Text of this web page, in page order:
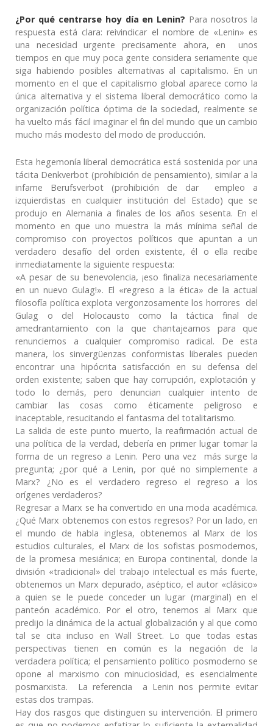
¿Por qué centrarse hoy día en Lenin? Para nosotros la
respuesta está clara: reivindicar el nombre de «Lenin» es
una necesidad urgente precisamente ahora, en unos
tiempos en que muy poca gente considera seriamente que
siga habiendo posibles alternativas al capitalismo. En un
momento en el que el capitalismo global aparece como la
única alternativa y el sistema liberal democrático como la
organización política óptima de la sociedad, realmente se
ha vuelto más fácil imaginar el fin del mundo que un cambio
mucho más modesto del modo de producción.
Esta hegemonía liberal democrática está sostenida por una
tácita Denkverbot (prohibición de pensamiento), similar a la
infame Berufsverbot (prohibición de dar empleo a
izquierdistas en cualquier institución del Estado) que se
produjo en Alemania a finales de los años sesenta. En el
momento en que uno muestra la más mínima señal de
compromiso con proyectos políticos que apuntan a un
verdadero desafío del orden existente, él o ella recibe
inmediatamente la siguiente respuesta:
«A pesar de su benevolencia, ¡eso finaliza necesariamente
en un nuevo Gulag!». El «regreso a la ética» de la actual
filosofía política explota vergonzosamente los horrores del
Gulag o del Holocausto como la táctica final de
amedrantamiento con la que chantajearnos para que
renunciemos a cualquier compromiso radical. De esta
manera, los sinvergüenzas conformistas liberales pueden
encontrar una hipócrita satisfacción en su defensa del
orden existente; saben que hay corrupción, explotación y
todo lo demás, pero denuncian cualquier intento de
cambiar las cosas como éticamente peligroso e
inaceptable, resucitando el fantasma del totalitarismo.
La salida de este punto muerto, la reafirmación actual de
una política de la verdad, debería en primer lugar tomar la
forma de un regreso a Lenin. Pero una vez más surge la
pregunta; ¿por qué a Lenin, por qué no simplemente a
Marx? ¿No es el verdadero regreso el regreso a los
orígenes verdaderos?
Regresar a Marx se ha convertido en una moda académica.
¿Qué Marx obtenemos con estos regresos? Por un lado, en
el mundo de habla inglesa, obtenemos al Marx de los
estudios culturales, el Marx de los sofistas posmodernos,
de la promesa mesiánica; en Europa continental, donde la
división «tradicional» del trabajo intelectual es más fuerte,
obtenemos un Marx depurado, aséptico, el autor «clásico»
a quien se le puede conceder un lugar (marginal) en el
panteón académico. Por el otro, tenemos al Marx que
predijo la dinámica de la actual globalización y al que como
tal se cita incluso en Wall Street. Lo que todas estas
perspectivas tienen en común es la negación de la
verdadera política; el pensamiento político posmoderno se
opone al marxismo con minuciosidad, es esencialmente
posmarxista. La referencia a Lenin nos permite evitar
estas dos trampas.
Hay dos rasgos que distinguen su intervención. El primero